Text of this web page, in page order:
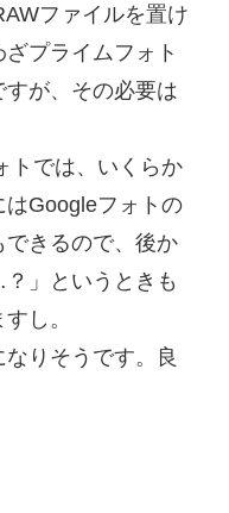
ファイルを置け
プライムフォト
が、その必要は
トでは、いくらか
Googleフォトの
きるので、後か
」というときも
し。
りそうです。良